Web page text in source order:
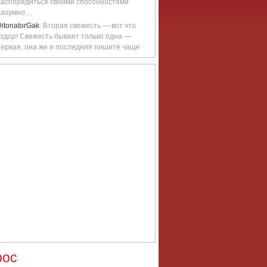
своими способностями
: Вторая свежесть — вот что
Свежесть бывает только одна —
она же и последняя пишите чаще